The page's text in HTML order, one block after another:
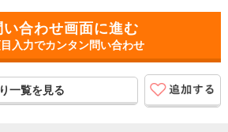
入力でカンタン問い合わせ
一覧を見る